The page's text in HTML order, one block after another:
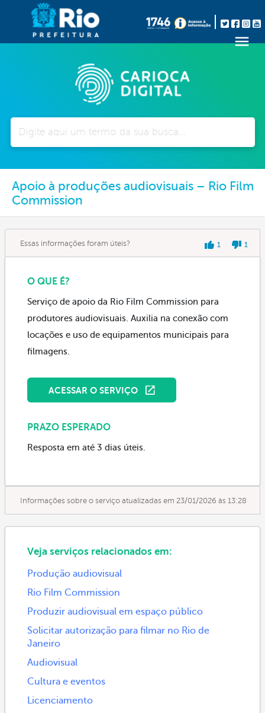
Apoio à produções audiovisuais – Rio Film
Commission
Essas informações foram úteis? 1 1
O QUE É?
Serviço de apoio da Rio Film Commission para
produtores audiovisuais. Auxilia na conexão com
locações e uso de equipamentos municipais para
filmagens.
ACESSAR O SERVIÇO
PRAZO ESPERADO
Resposta em até 3 dias úteis.
Informações sobre o serviço atualizadas em 23/01/2026 às 13:28
Veja serviços relacionados em:
Produção audiovisual
Rio Film Commission
Produzir audiovisual em espaço público
Solicitar autorização para filmar no Rio de
Janeiro
Audiovisual
Cultura e eventos
Licenciamento